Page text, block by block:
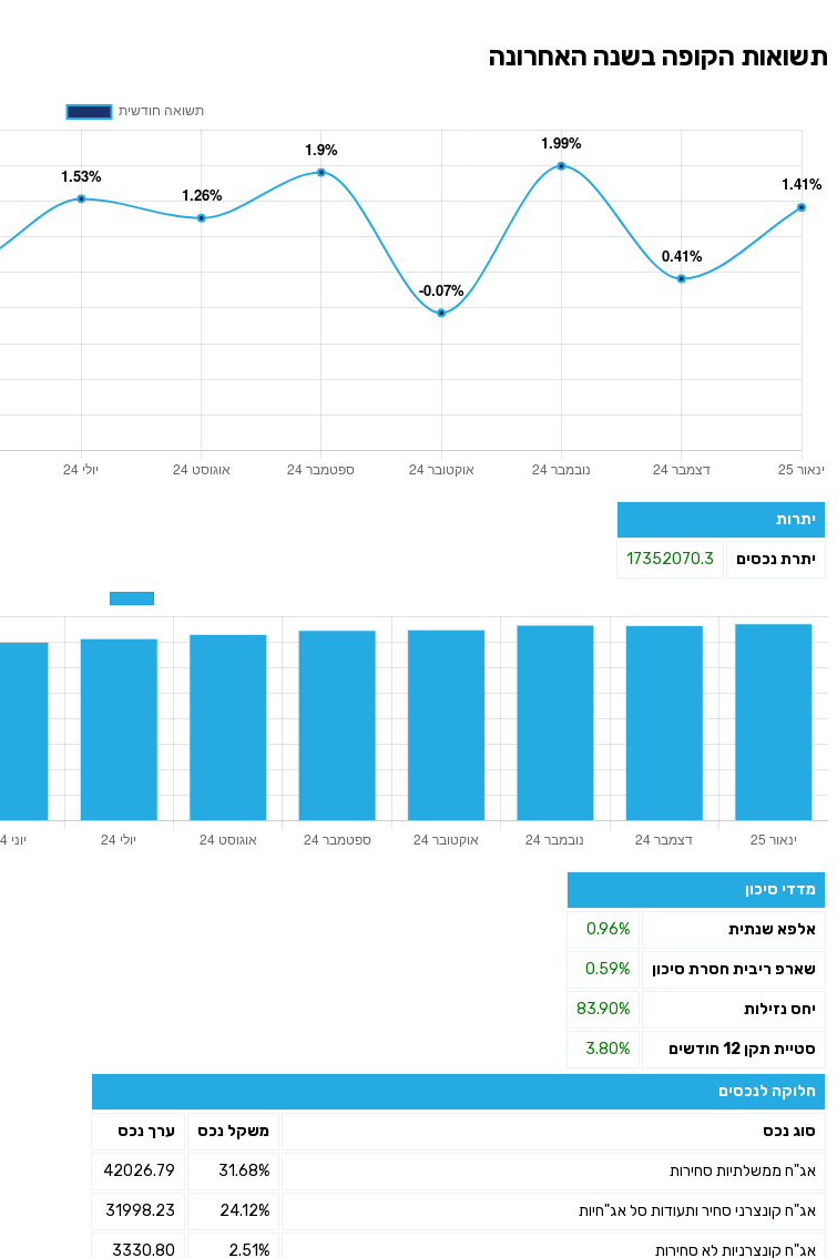
תשואות הקופה בשנה האחרונה
יתרות
יתרת נכסים 17352070.3
מדדי סיכון
אלפא שנתית 0.96%
שארפ ריבית חסרת סיכון 0.59%
יחס נזילות 83.90%
סטיית תקן 12 חודשים 3.80%
חלוקה לנכסים
סוג נכס משקל נכס ערך נכס
אג"ח ממשלתיות סחירות 31.68%
42026.79
אג"ח קונצרני סחיר ותעודות סל אג"חיות 24.12%
31998.23
אג"ח קונצרניות לא סחירות 2.51%
3330.80
הצטרפו למיטב פנסיה כללית לבני 60 ומעלה